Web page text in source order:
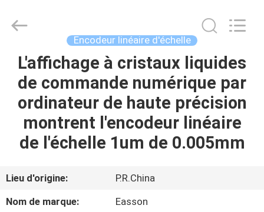
MAISON
PRODUITS
DE
NOUS
Technology
Reserved.
Encodeur linéaire d'échelle
L'affichage à cristaux liquides
de commande numérique par
ordinateur de haute précision
montrent l'encodeur linéaire
de l'échelle 1um de 0.005mm
Lieu d'origine:
P.R.China
Nom de marque:
Easson